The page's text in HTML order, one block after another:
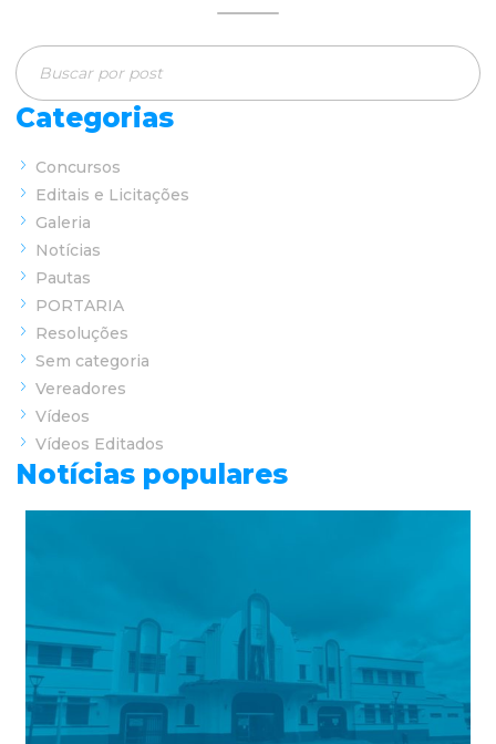
Categorias
Concursos
Editais e Licitações
Galeria
Notícias
Pautas
PORTARIA
Resoluções
Sem categoria
Vereadores
Vídeos
Vídeos Editados
Notícias populares